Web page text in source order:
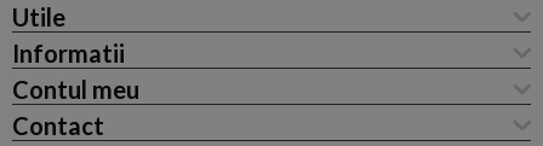
Utile
Informatii
Contul meu
Contact